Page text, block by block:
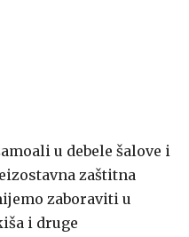
u debele šalove i
zaštitna
zaboraviti u
i druge